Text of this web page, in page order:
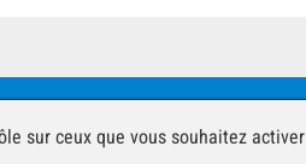
2026 - Tous droits réservés -Impressum
sur ceux que vous souhaitez activer